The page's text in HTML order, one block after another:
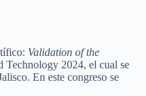
Validation of the
Technology 2024, el cual se
En este congreso se